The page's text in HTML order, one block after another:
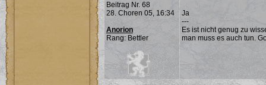
Beitrag Nr. 68
28. Choren 05, 16:34
Anorion
Rang: Bettler
Ja
---
Es ist nicht genug zu
man muss es auch tun.